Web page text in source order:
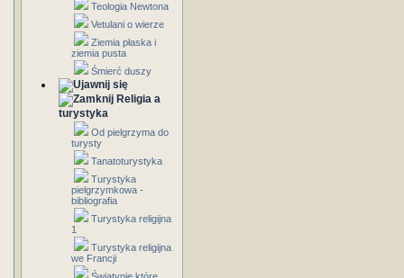
Teologia Newtona
Vetulani o wierze
Ziemia płaska i
ziemia pusta
Śmierć duszy
Religia a
turystyka
Od pielgrzyma do
turysty
Tanatoturystyka
Turystyka
pielgrzymkowa -
bibliografia
Turystyka religijna
1
Turystyka religijna
we Francji